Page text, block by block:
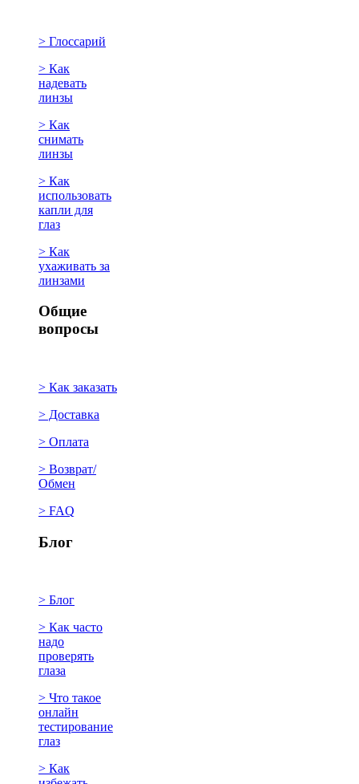
> Глоссарий
> Как
надевать
линзы
> Как
снимать
линзы
> Как
использовать
капли для
глаз
> Как
ухаживать за
линзами
Общие
вопросы
> Как заказать
> Доставка
> Оплата
> Возврат/
Обмен
> FAQ
Блог
> Блог
> Как часто
надо
проверять
глаза
> Что такое
онлайн
тестирование
глаз
> Как